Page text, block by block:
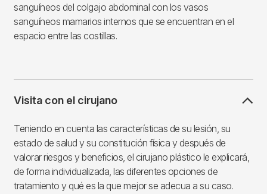
sanguíneos del colgajo abdominal con los vasos
sanguíneos mamarios internos que se encuentran en el
espacio entre las costillas.
Visita con el cirujano
Teniendo en cuenta las características de su lesión, su
estado de salud y su constitución física y después de
valorar riesgos y beneficios, el cirujano plástico le explicará,
de forma individualizada, las diferentes opciones de
tratamiento y qué es la que mejor se adecua a su caso.